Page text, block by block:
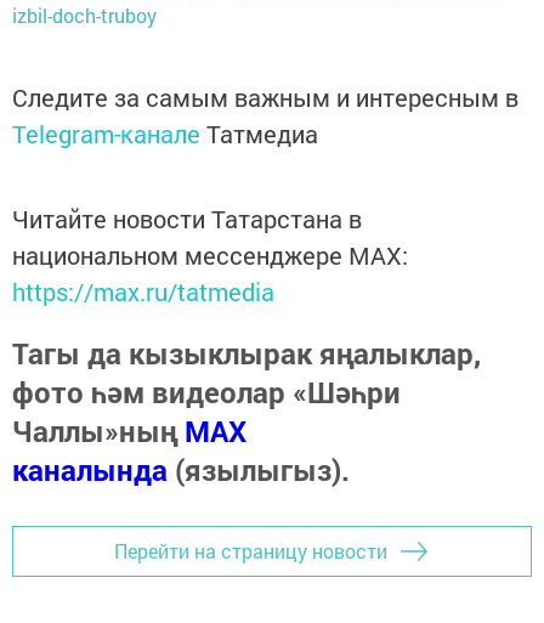
izbil-doch-truboy
Следите за самым важным и интересным в
Telegram-канале Татмедиа
Читайте новости Татарстана в
национальном мессенджере MАХ:
https://max.ru/tatmedia
Тагы да кызыклырак яңалыклар,
фото һәм видеолар «Шәһри
Чаллы»ныңMAX
каналында (язылыгыз).
Перейти на страницу новости